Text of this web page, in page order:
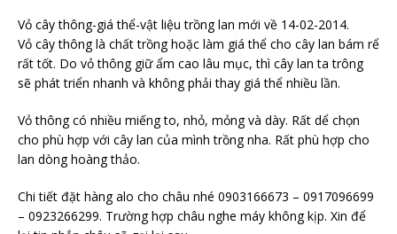
Vỏ cây thông-giá thể-vật liệu trồng lan mới về 14-02-2014.
Vỏ cây thông là chất trồng hoặc làm giá thể cho cây lan bám rể
rất tốt. Do vỏ thông giữ ẩm cao lâu mục, thì cây lan ta trông
sẽ phát triển nhanh và không phải thay giá thể nhiều lần.
Vỏ thông có nhiều miếng to, nhỏ, mỏng và dày. Rất dể chọn
cho phù hợp với cây lan của mình trồng nha. Rất phù hợp cho
lan dòng hoàng thảo.
Chi tiết đặt hàng alo cho châu nhé 0903166673 – 0917096699
– 0923266299. Trường hợp châu nghe máy không kịp. Xin để